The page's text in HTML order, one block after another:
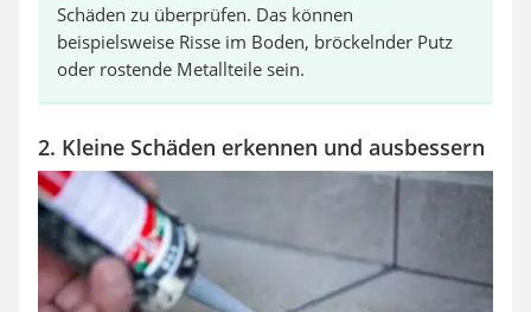
Schäden zu überprüfen. Das können
beispielsweise Risse im Boden, bröckelnder Putz
oder rostende Metallteile sein.
2. Kleine Schäden erkennen und ausbessern